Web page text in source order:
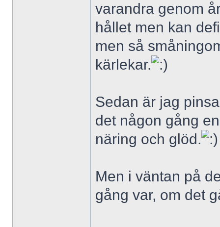
varandra genom
hållet men kan
men så
kärlekar.
Sedan är jag
det någon gång
näring och glöd.
Men i väntan på
gång var, om det